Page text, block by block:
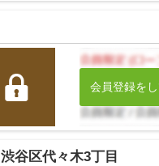
会員登録を
渋谷区代々木3丁目